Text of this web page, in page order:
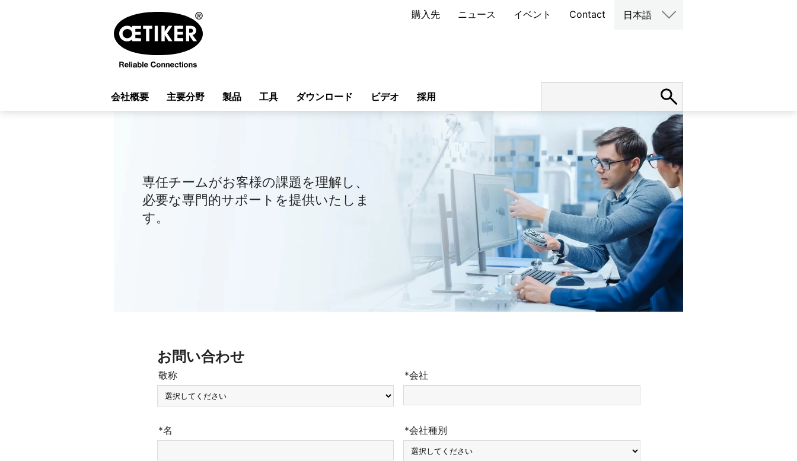
購入先 ニュース イベント Contact 日本語
会社概要 主要分野 製品 工具 ダウンロード ビデオ 採用
専任チームがお客様の課題を理解し、
必要な専門的サポートを提供いたしま
す。
お問い合わせ
敬称 *会社
*名 *会社種別